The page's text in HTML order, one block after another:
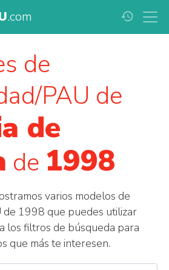
.com history
de
PAU de
de
de 1998
varios modelos de
de 1998 que puedes utilizar
los filtros de búsqueda para
que más te interesen.